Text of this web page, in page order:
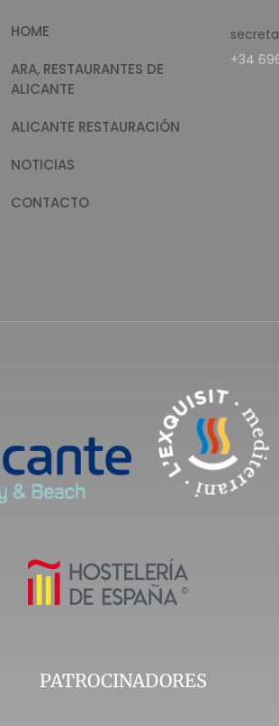
HOME
ARA, RESTAURANTES DE
ALICANTE
ALICANTE RESTAURACIÓN
NOTICIAS
CONTACTO
+34
PATROCINADORES